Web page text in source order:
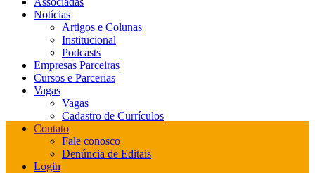
Notícias
Artigos e Colunas
Institucional
Podcasts
Empresas Parceiras
Cursos e Parcerias
Vagas
Vagas
Cadastro de Currículos
Contato
Fale conosco
Denúncia de Editais
Login